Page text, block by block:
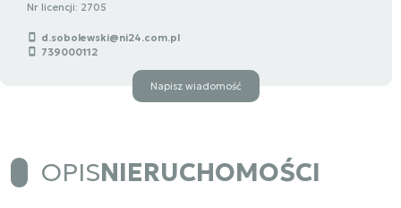
Nr licencji: 2705
d.sobolewski@ni24.com.pl
739000112
Napisz wiadomość
OPISNIERUCHOMOŚCI